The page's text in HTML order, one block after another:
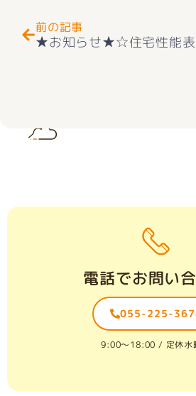
前の記事
電話でお問い
055-225-
9:00〜18:00 / 定休水